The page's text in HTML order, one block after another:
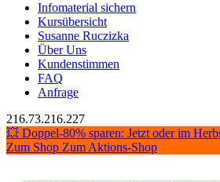
Infomaterial sichern
Kursübersicht
Susanne Ruczizka
Über Uns
Kundenstimmen
FAQ
Anfrage
216.73.216.227
💥 Doppel-80% sparen: Jetzt oder im
Zum Shop Zum Aktions-Shop